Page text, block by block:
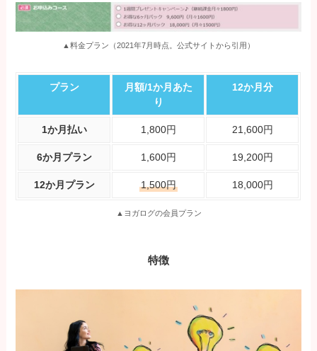
▲料金プラン（2021年7月時点。公式サイトから引用）
プラン
月額/1か月あた
り
12か月分
1か月払い 1,800円 21,600円
6か月プラン 1,600円 19,200円
12か月プラン 1,500円 18,000円
▲ヨガログの会員プラン
特徴